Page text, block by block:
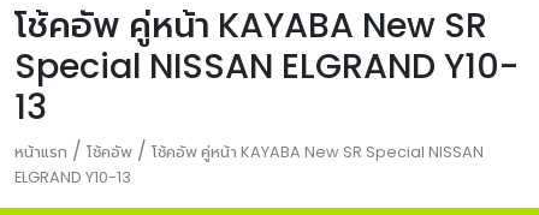
โช้คอัพ คู่หน้า KAYABA New SR
Special NISSAN ELGRAND Y10-
13
หน้าแรก / โช้คอัพ / โช้คอัพ คู่หน้า KAYABA New SR Special NISSAN
ELGRAND Y10-13